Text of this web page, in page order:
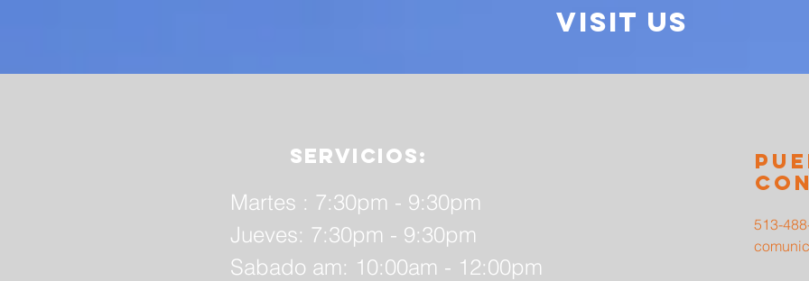
Visit us
servicios:
Martes : 7:30pm - 9:30pm
Jueves: 7:30pm - 9:30pm
Sabado am: 10:00am - 12:00pm
513-